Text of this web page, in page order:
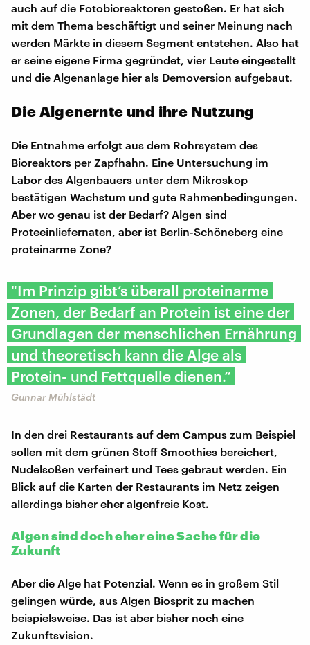
auch auf die Fotobioreaktoren gestoßen. Er hat sich
mit dem Thema beschäftigt und seiner Meinung nach
werden Märkte in diesem Segment entstehen. Also hat
er seine eigene Firma gegründet, vier Leute eingestellt
und die Algenanlage hier als Demoversion aufgebaut.
Die Algenernte und ihre Nutzung
Die Entnahme erfolgt aus dem Rohrsystem des
Bioreaktors per Zapfhahn. Eine Untersuchung im
Labor des Algenbauers unter dem Mikroskop
bestätigen Wachstum und gute Rahmenbedingungen.
Aber wo genau ist der Bedarf? Algen sind
Proteeinliefernaten, aber ist Berlin-Schöneberg eine
proteinarme Zone?
"Im Prinzip gibt’s überall proteinarme
Zonen, der Bedarf an Protein ist eine der
Grundlagen der menschlichen Ernährung
und theoretisch kann die Alge als
Protein- und Fettquelle dienen.“
Gunnar Mühlstädt
In den drei Restaurants auf dem Campus zum Beispiel
sollen mit dem grünen Stoff Smoothies bereichert,
Nudelsoßen verfeinert und Tees gebraut werden. Ein
Blick auf die Karten der Restaurants im Netz zeigen
allerdings bisher eher algenfreie Kost.
Algen sind doch eher eine Sache für die
Zukunft
Aber die Alge hat Potenzial. Wenn es in großem Stil
gelingen würde, aus Algen Biosprit zu machen
beispielsweise. Das ist aber bisher noch eine
Zukunftsvision.